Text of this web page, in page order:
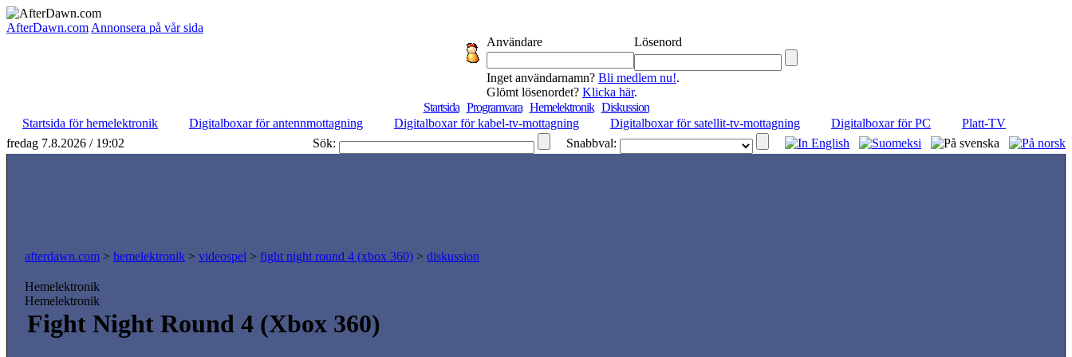
AfterDawn.com Annonsera på vår sida
Användare
Lösenord
Inget användarnamn? Bli medlem nu!.
Glömt lösenordet? Klicka här.
Startsida Programvara Hemelektronik Diskussion
Startsida för hemelektronik
Digitalboxar för antennmottagning Digitalboxar för kabel-tv-mottagning Digitalboxar för satellit-tv-mottagning Digitalboxar för PC
Platt-TV
fredag 7.8.2026 / 19:02
Sök: Snabbval:
afterdawn.com > hemelektronik > videospel > fight night round 4 (xbox 360) > diskussion
Hemelektronik
Hemelektronik
Fight Night Round 4 (Xbox 360)